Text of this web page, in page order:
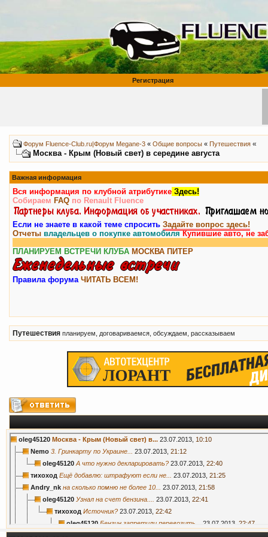
Регистрация
Форум Fluence-Club.ru|Форум Megane-3 « Общие вопросы « Путешествия «
Москва - Крым (Новый свет) в середине августа
Важная информация
Вся информация по клубной атрибутике Здесь!
Собираем FAQ по Renault Fluence
Если не знаете в какой теме спросить Задайте вопрос здесь!
Отчеты владельцев о покупке автомобиляКупившие авто, не
ПЛАНИРУЕМ ВСТРЕЧИ КЛУБА МОСКВА ПИТЕР
Правила форума ЧИТАТЬ ВСЕМ!
Путешествия планируем, договариваемся, обсуждаем, рассказываем
oleg45120 Москва - Крым (Новый свет) в... 23.07.2013, 10:10
Nemo 3. Гринкарту по Украине... 23.07.2013, 21:12
oleg45120 А что нужно декларировать? 23.07.2013, 22:40
тихоход Ещё добавлю: штрафуют если не... 23.07.2013, 21:25
Andry_nk на сколько помню не более 10... 23.07.2013, 21:58
oleg45120 Узнал на счет бензина.... 23.07.2013, 22:41
тихоход Источник? 23.07.2013, 22:42
oleg45120 Бензин запретили перевозить... 23.07.2013, 22:47